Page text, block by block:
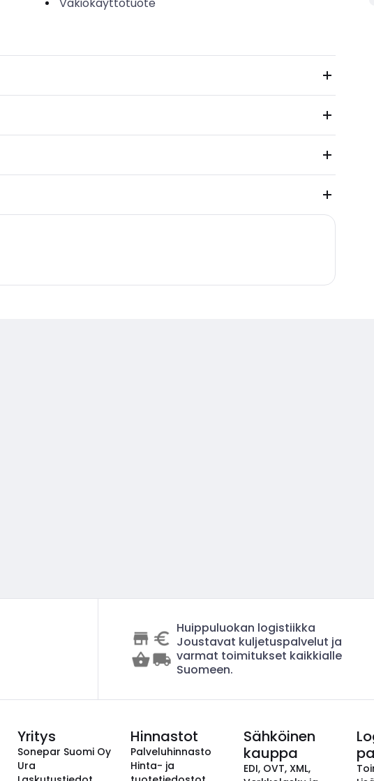
Huippuluokan logistiikka
Joustavat kuljetuspalvelut ja
varmat toimitukset kaikkialle
Suomeen.
Yritys
Sonepar Suomi Oy
Ura
Hinnastot
Palveluhinnasto
Hinta- ja
Sähköinen
kauppa
EDI, OVT, XML,